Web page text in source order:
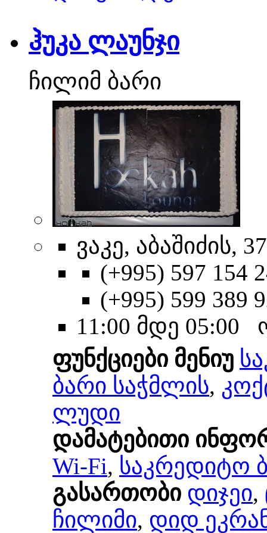
ჰუკა ლაუნჯი
ჩილიმ ბარი
ვაკე, აბაშიძის, 37
(+995) 597 154
(+995) 599 389
11:00 მდე 05:00
ფუნქციები მენიუ
ბარი საჭმლის,
ლუდი
დამატებითი
Wi-Fi, საკრედიტო
გასართობი დიჯეი,
ჩილიმი, დიდ